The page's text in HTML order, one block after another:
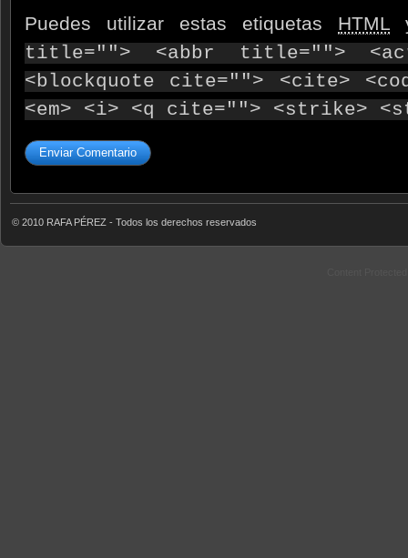
Puedes utilizar estas etiquetas HTML
title=""> <abbr title="">
<blockquote cite=""> <cite>
<em> <i> <q cite=""> <strike>
© 2010 RAFA PÉREZ - Todos los derechos reservados